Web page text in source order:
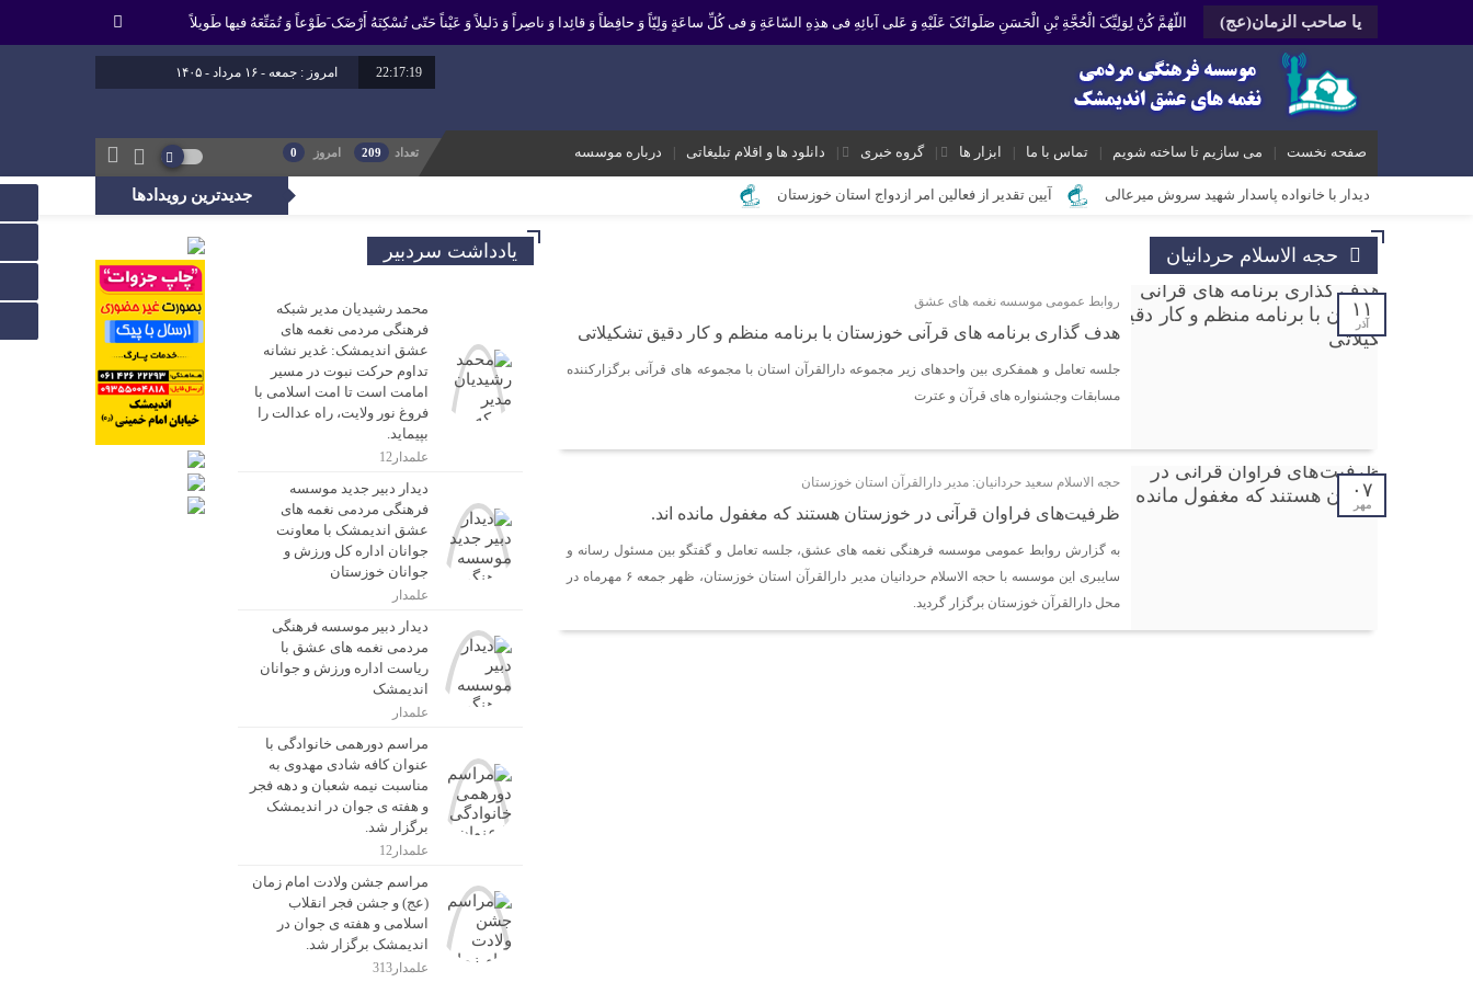
یا صاحب الزمان(عج) اللّهُمَّ کُنْ لِوَلِیِّکَ الْحُجَّةِ بْنِ الْحَسَنِ صَلَواتُکَ عَلَیْهِ وَ عَلى آبائِهِ فی هذِهِ السّاعَةِ وَ فی کُلِّ ساعَةٍ وَلِیّاً وَ حافِظاً وَ قائِدا ‏وَ ناصِراً وَ دَلیلاً وَ عَیْناً حَتّى تُسْکِنَهُ أَرْضَک َطَوْعاً وَ تُمَتِّعَهُ فیها طَویلاً
22:17:19 امروز : جمعه - ۱۶ مرداد - ۱۴۰۵
برابر با : Friday - 7 August - 2026
صفحه نخست می سازیم تا ساخته شویم تماس با ما ابزار ها گروه خبری دانلود ها و اقلام تبلیغاتی درباره موسسه تعداد 209 امروز 0
جدیدترین رویدادها دیدار با خانواده پاسدار شهید سروش میرعالی آیین تقدیر از فعالین امر ازدواج استان خوزستان
محمد رشیدیان مدیر شبکه فرهنگی مردمی نغمه های عشق اندیمشک: غدیر نشانه تداوم حرکت نبوت در مسیر امامت است تا امت اسلامی با فروغ نور ولایت، راه عدالت را بپیماید.
برگزاری کارگاه کارآفرینی اجتماعی و راه اندازی پروژه های کوچک و موثر در موسسه فرهنگی مردمی نغمه های عشق اندیمشک
دیدار دبیر جدید موسسه فرهنگی مردمی نغمه های عشق اندیمشک با معاونت جوانان اداره کل ورزش و جوانان خوزستان
دیدار دبیر موسسه فرهنگی مردمی نغمه های عشق با ریاست اداره ورزش و جوانان اندیمشک
مراسم دورهمی خانوادگی با عنوان کافه شادی مهدوی به مناسبت نیمه شعبان و دهه فجر و هفته ی جوان در اندیمشک برگزار شد.
تشریح برنامه های دهه مهدویت شبکه فرهنگی مردمی نغمه های عشق اندیمشک
حجه الاسلام حردانیان
۱۱
آذر
روابط عمومی موسسه نغمه های عشق
هدف گذاری برنامه های قرآنی خوزستان با برنامه منظم و کار دقیق تشکیلاتی
جلسه تعامل و همفکری بین واحدهای زیر مجموعه دارالقرآن استان با مجموعه های قرآنی برگزارکننده
مسابقات وجشنواره های قرآن و عترت
۰۷
مهر
حجه الاسلام سعید حردانیان: مدیر دارالقرآن استان خوزستان
ظرفیت‌های فراوان قرآنی در خوزستان هستند که مغفول مانده اند.
به گزارش روابط عمومی موسسه فرهنگی نغمه های عشق، جلسه تعامل و گفتگو بین مسئول رسانه و
سایبری این موسسه با حجه الاسلام حردانیان مدیر دارالقرآن استان خوزستان، ظهر جمعه ۶ مهرماه در
محل دارالقرآن خوزستان برگزار گردید.
یادداشت سردبیر
محمد رشیدیان مدیر شبکه
فرهنگی مردمی نغمه های
عشق اندیمشک: غدیر نشانه
تداوم حرکت نبوت در مسیر
امامت است تا امت اسلامی با
فروغ نور ولایت، راه عدالت را
بپیماید.
علمدار12
دیدار دبیر جدید موسسه
فرهنگی مردمی نغمه های
عشق اندیمشک با معاونت
جوانان اداره کل ورزش و
جوانان خوزستان
علمدار
دیدار دبیر موسسه فرهنگی
مردمی نغمه های عشق با
ریاست اداره ورزش و جوانان
اندیمشک
علمدار
مراسم دورهمی خانوادگی با
عنوان کافه شادی مهدوی به
مناسبت نیمه شعبان و دهه فجر
و هفته ی جوان در اندیمشک
برگزار شد.
علمدار12
مراسم جشن ولادت امام زمان
(عج) و جشن فجر انقلاب
اسلامی و هفته ی جوان در
اندیمشک برگزار شد.
علمدار313